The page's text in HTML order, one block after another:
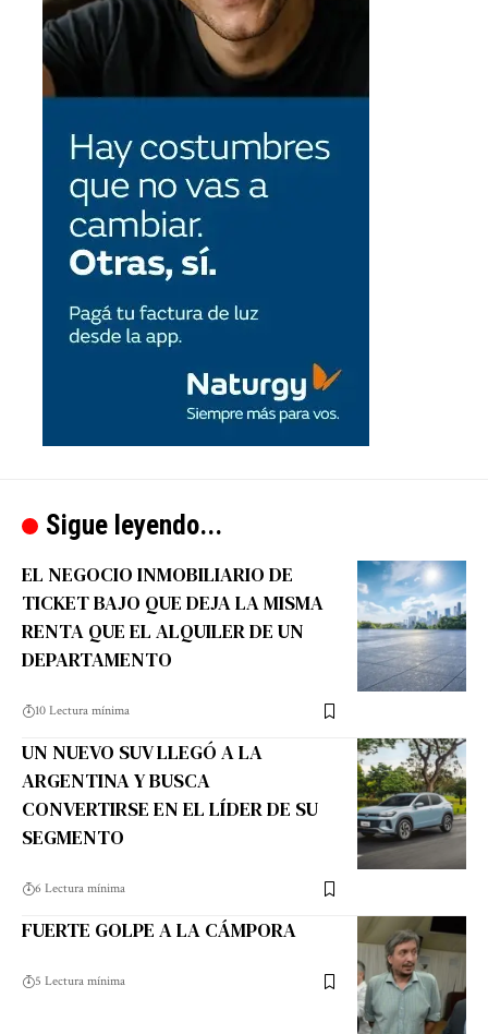
Sigue leyendo...
EL NEGOCIO INMOBILIARIO DE
TICKET BAJO QUE DEJA LA MISMA
RENTA QUE EL ALQUILER DE UN
DEPARTAMENTO
10 Lectura mínima
UN NUEVO SUV LLEGÓ A LA
ARGENTINA Y BUSCA
CONVERTIRSE EN EL LÍDER DE SU
SEGMENTO
6 Lectura mínima
FUERTE GOLPE A LA CÁMPORA
5 Lectura mínima